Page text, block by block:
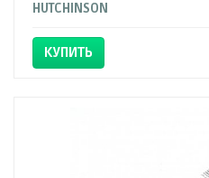
HUTCHINSON
КУПИТЬ